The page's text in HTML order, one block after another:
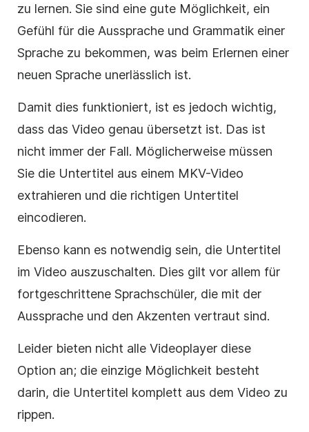
zu lernen. Sie sind eine gute Möglichkeit, ein
Gefühl für die Aussprache und Grammatik einer
Sprache zu bekommen, was beim Erlernen einer
neuen Sprache unerlässlich ist.
Damit dies funktioniert, ist es jedoch wichtig,
dass das Video genau übersetzt ist. Das ist
nicht immer der Fall. Möglicherweise müssen
Sie die Untertitel aus einem MKV-Video
extrahieren und die richtigen Untertitel
eincodieren.
Ebenso kann es notwendig sein, die Untertitel
im Video auszuschalten. Dies gilt vor allem für
fortgeschrittene Sprachschüler, die mit der
Aussprache und den Akzenten vertraut sind.
Leider bieten nicht alle Videoplayer diese
Option an; die einzige Möglichkeit besteht
darin, die Untertitel komplett aus dem Video zu
rippen.